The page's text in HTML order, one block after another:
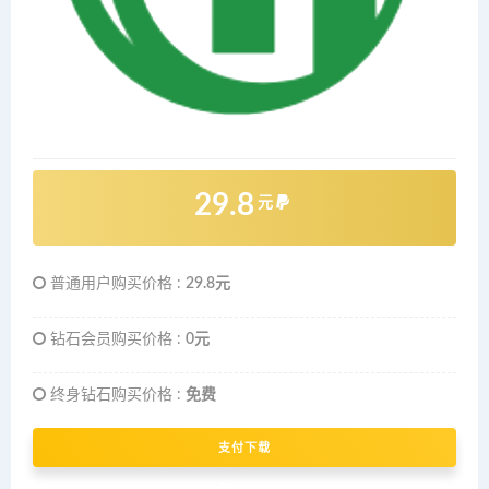
29.8 元
普通用户购买价格 : 29.8元
钻石会员购买价格 : 0元
终身钻石购买价格 : 免费
支付下载